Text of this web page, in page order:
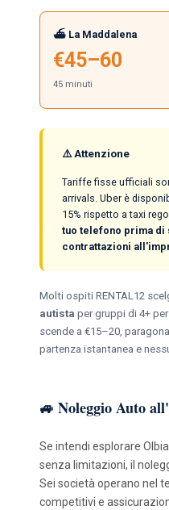
⛴️ La Maddalena
€45–60
45 minuti
⚠️ Attenzione
Tariffe fisse ufficiali
arrivals. Uber è
15% rispetto a taxi
tuo telefono prima di
contrattazioni
Molti ospiti RENTAL12
autista per gruppi di 4+
scende a €15–20,
partenza istantanea e
🚙 Noleggio Auto
Se intendi esplorare
senza limitazioni, il
Sei società operano nel
competitivi e